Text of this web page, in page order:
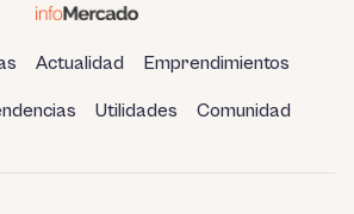
Actualidad Emprendimientos
Utilidades Comunidad